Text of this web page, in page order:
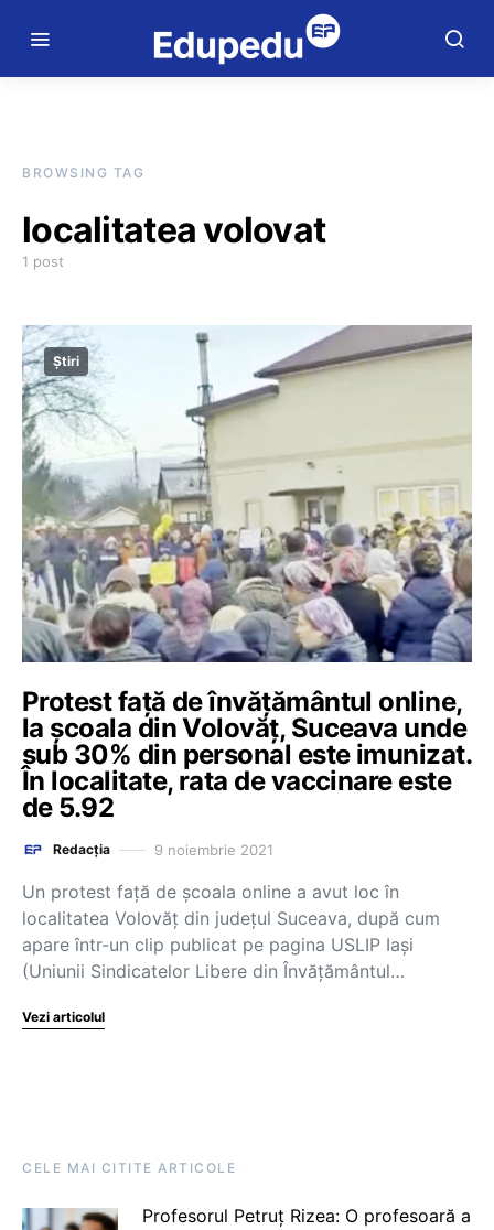
BROWSING TAG
localitatea volovat
1 post
Știri
Protest față de învățământul online,
la școala din Volovăț, Suceava unde
sub 30% din personal este imunizat.
În localitate, rata de vaccinare este
de 5.92
Redacția 9 noiembrie 2021
Un protest față de școala online a avut loc în
localitatea Volovăț din județul Suceava, după cum
apare într-un clip publicat pe pagina USLIP Iași
(Uniunii Sindicatelor Libere din Învăţământul…
Vezi articolul
CELE MAI CITITE ARTICOLE
Profesorul Petruț Rizea: O profesoară a